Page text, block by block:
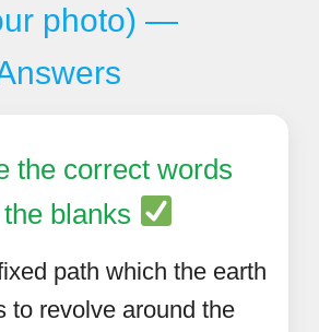
photo) —
the correct words
blanks
path which the earth
to revolve around the